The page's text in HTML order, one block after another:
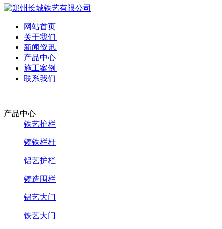
网站首页
关于我们
新闻资讯
产品中心
施工案例
联系我们
产品中心
铁艺护栏
铸铁栏杆
铝艺护栏
铸造围栏
铝艺大门
铁艺大门